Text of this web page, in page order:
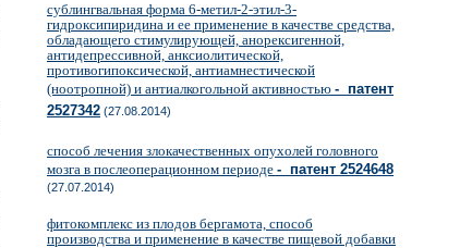
сублингвальная форма 6-метил-2-этил-3-
гидроксипиридина и ее применение в качестве средства,
обладающего стимулирующей, анорексигенной,
антидепрессивной, анксиолитической,
противогипоксической, антиамнестической
(ноотропной) и антиалкогольной активностью - патент
2527342 (27.08.2014)
способ лечения злокачественных опухолей головного
мозга в послеоперационном периоде - патент 2524648
(27.07.2014)
фитокомплекс из плодов бергамота, способ
производства и применение в качестве пищевой добавки